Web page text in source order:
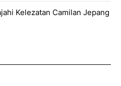
Kelezatan Camilan Jepang